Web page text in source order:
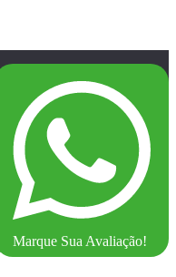
Marque Sua Avaliação!